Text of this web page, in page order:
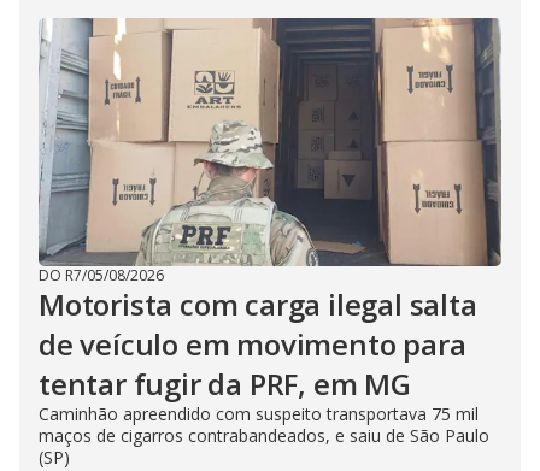
DO R7/05/08/2026
Motorista com carga ilegal salta
de veículo em movimento para
tentar fugir da PRF, em MG
Caminhão apreendido com suspeito transportava 75 mil
maços de cigarros contrabandeados, e saiu de São Paulo
(SP)